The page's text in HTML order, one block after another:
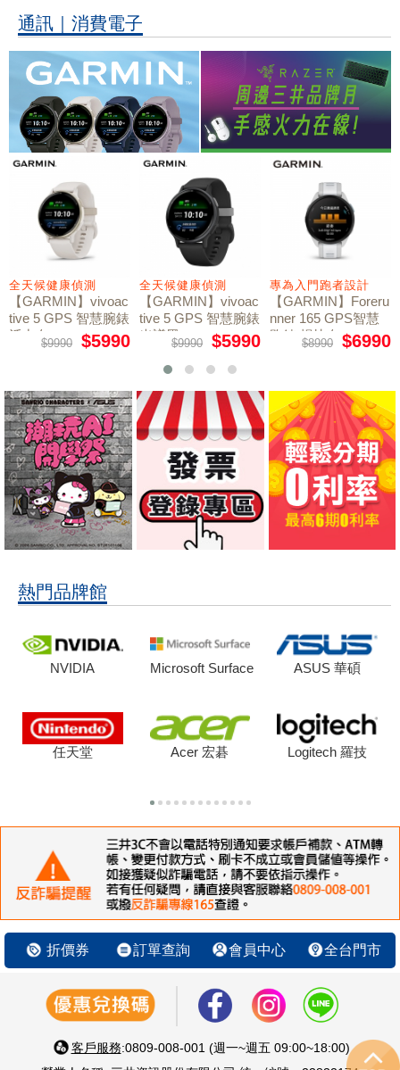
通訊｜消費電子
全天候健康偵測
【GARMIN】vivoac
tive 5 GPS 智慧腕錶
活力白
$9990 $5990
全天候健康偵測
【GARMIN】vivoac
tive 5 GPS 智慧腕錶
光譜黑
$9990 $5990
專為入門跑者設計
【GARMIN】Foreru
nner 165 GPS智慧
跑錶 暢快白
$8990 $6990
熱門品牌館
NVIDIA Microsoft Surface ASUS 華碩
任天堂 Acer 宏碁 Logitech 羅技
折價券 訂單查詢 會員中心 全台門市
客戶服務:0809-008-001 (週一~週五 09:00~18:00)